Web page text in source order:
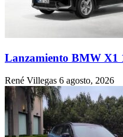
Lanzamiento BMW X1
René Villegas 6 agosto, 2026